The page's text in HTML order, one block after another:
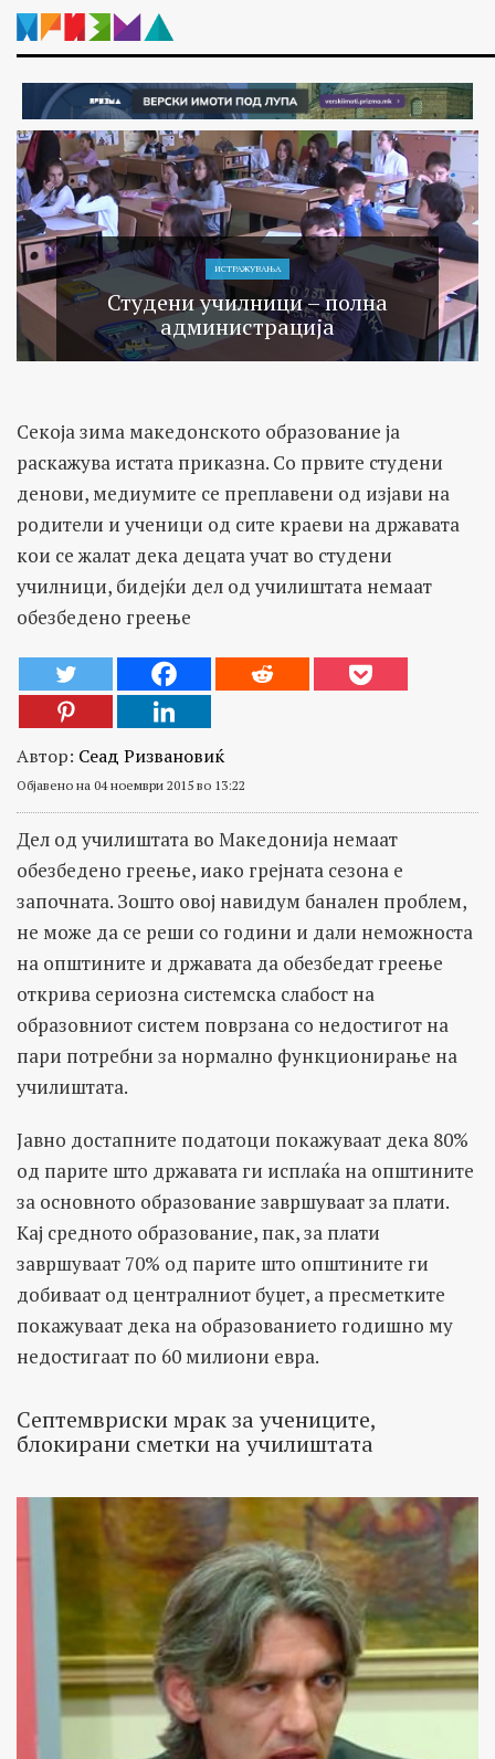
ИСТРАЖУВАЊA
Студени училници – полна
администрација
Секоја зима македонското образование ја
раскажува истата приказна. Со првите студени
денови, медиумите се преплавени од изјави на
родители и ученици од сите краеви на државата
кои се жалат дека децата учат во студени
училници, бидејќи дел од училиштата немаат
обезбедено греење
Автор: Сеад Ризвановиќ
Објавено на 04 ноември 2015 во 13:22
Дел од училиштата во Македонија немаат
обезбедено греење, иако грејната сезона е
започната. Зошто овој навидум банален проблем,
не може да се реши со години и дали неможноста
на општините и државата да обезбедат греење
открива сериозна системска слабост на
образовниот систем поврзана со недостигот на
пари потребни за нормално функционирање на
училиштата.
Јавно достапните податоци покажуваат дека 80%
од парите што државата ги исплаќа на општините
за основното образование завршуваат за плати.
Кај средното образование, пак, за плати
завршуваат 70% од парите што општините ги
добиваат од централниот буџет, а пресметките
покажуваат дека на образованието годишно му
недостигаат по 60 милиони евра.
Септемвриски мрак за учениците,
блокирани сметки на училиштата